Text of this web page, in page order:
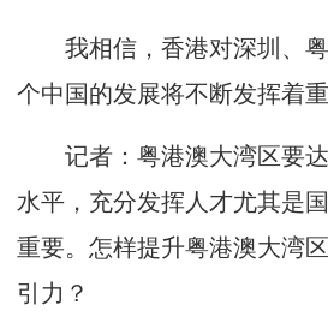
我相信，香港对深圳、粤
个中国的发展将不断发挥着重
记者：粤港澳大湾区要达
水平，充分发挥人才尤其是
重要。怎样提升粤港澳大湾
引力？